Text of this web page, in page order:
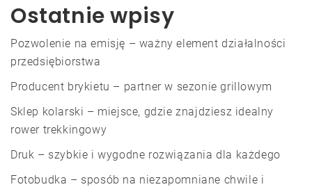
Ostatnie wpisy
Pozwolenie na emisję – ważny element działalności
przedsiębiorstwa
Producent brykietu – partner w sezonie grillowym
Sklep kolarski – miejsce, gdzie znajdziesz idealny
rower trekkingowy
Druk – szybkie i wygodne rozwiązania dla każdego
Fotobudka – sposób na niezapomniane chwile i